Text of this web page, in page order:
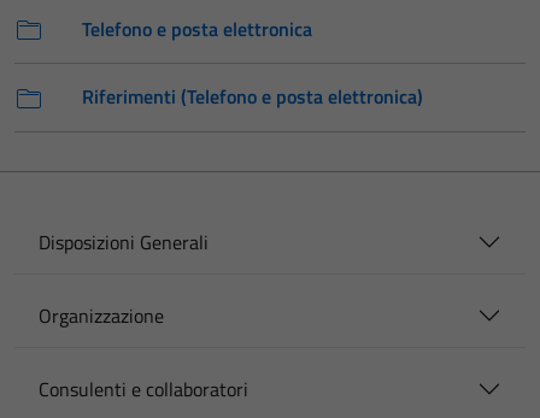
Telefono e posta elettronica
Riferimenti (Telefono e posta elettronica)
Disposizioni Generali
Organizzazione
Consulenti e collaboratori